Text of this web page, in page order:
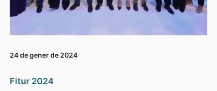
24 de gener de 2024
Fitur 2024